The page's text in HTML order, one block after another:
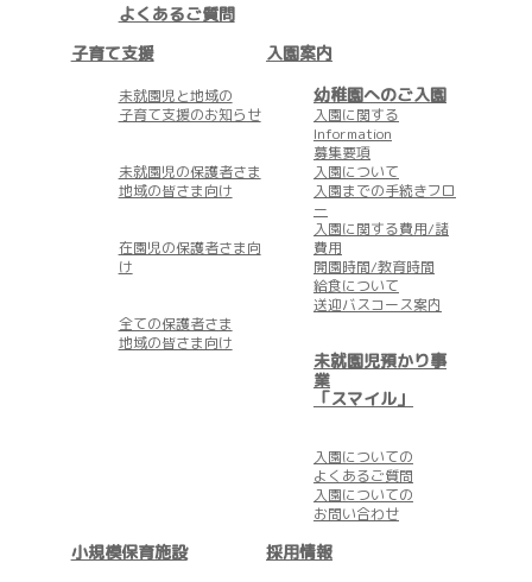
よくあるご質問
子育て支援
未就園児と地域の
子育て支援のお知らせ
未就園児の保護者さま
地域の皆さま向け
在園児の保護者さま向
け
全ての保護者さま
地域の皆さま向け
入園案内
幼稚園へのご入園
入園に関する
Information
募集要項
入園について
入園までの手続きフロ
ー
入園に関する費用/諸
費用
開園時間/教育時間
給食について
送迎バスコース案内
未就園児預かり事
業
「スマイル」
入園についての
よくあるご質問
入園についての
お問い合わせ
小規模保育施設 採用情報